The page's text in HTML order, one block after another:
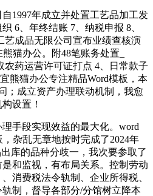
年成立并处置工艺品加工发
6、年终结账 7、纳税申报 8、
艺成品无限公司宣布业绩查核演
猫办公。附48笔账务处置_
农药运营许可证打点 4、日常款子
熊猫办公专注精品Word模板，本
；成立资产办理联动机制，我愈
设置！
段实现效益的最大化。word
杂乱无章地按时完成了2024年
库的品种分歧一，我次要参取了
和监视，有布局关系。控制劳动
消费税法令轨制、企业所得税、
制，督导各部分/分馆树立降本